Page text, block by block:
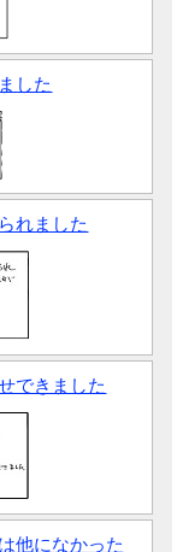
した
れました
できました
他になかった